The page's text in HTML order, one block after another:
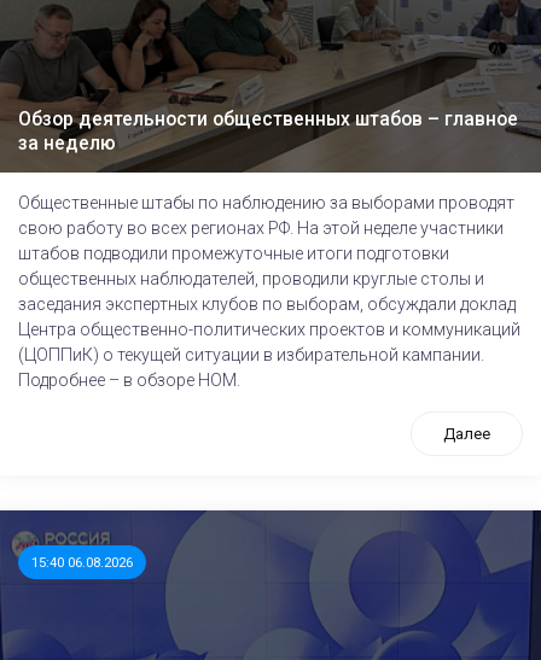
Обзор деятельности общественных штабов – главное
за неделю
Общественные штабы по наблюдению за выборами проводят
свою работу во всех регионах РФ. На этой неделе участники
штабов подводили промежуточные итоги подготовки
общественных наблюдателей, проводили круглые столы и
заседания экспертных клубов по выборам, обсуждали доклад
Центра общественно-политических проектов и коммуникаций
(ЦОППиК) о текущей ситуации в избирательной кампании.
Подробнее – в обзоре НОМ.
Далее
15:40 06.08.2026